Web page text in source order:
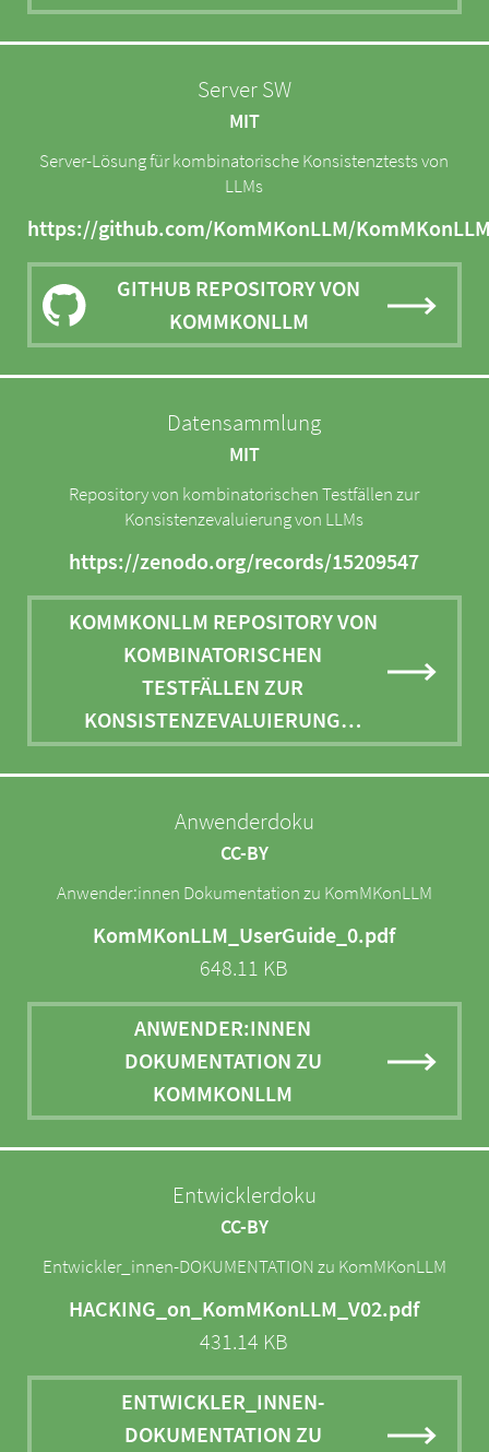
Server SW
MIT
Server-Lösung für kombinatorische Konsistenztests von
LLMs
https://github.com/KomMKonLLM/
GITHUB REPOSITORY VON
KOMMKONLLM
Datensammlung
MIT
Repository von kombinatorischen Testfällen zur
Konsistenzevaluierung von LLMs
https://zenodo.org/records/15209547
KOMMKONLLM REPOSITORY VON
KOMBINATORISCHEN
TESTFÄLLEN ZUR
KONSISTENZEVALUIERUNG…
Anwenderdoku
CC-BY
Anwender:innen Dokumentation zu KomMKonLLM
KomMKonLLM_UserGuide_0.pdf
648.11 KB
ANWENDER:INNEN
DOKUMENTATION ZU
KOMMKONLLM
Entwicklerdoku
CC-BY
Entwickler_innen-DOKUMENTATION zu KomMKonLLM
HACKING_on_KomMKonLLM_V02.pdf
431.14 KB
ENTWICKLER_INNEN-
DOKUMENTATION ZU